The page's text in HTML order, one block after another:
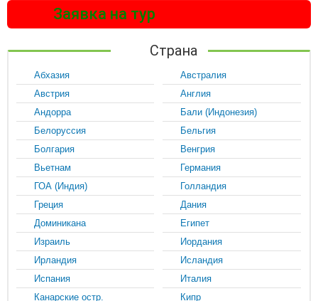
Заявка на тур
Страна
Абхазия
Австралия
Австрия
Англия
Андорра
Бали (Индонезия)
Белоруссия
Бельгия
Болгария
Венгрия
Вьетнам
Германия
ГОА (Индия)
Голландия
Греция
Дания
Доминикана
Египет
Израиль
Иордания
Ирландия
Исландия
Испания
Италия
Канарские остр.
Кипр